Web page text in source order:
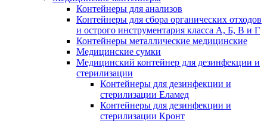
Контейнеры для анализов
Контейнеры для сбора органических отходов
и острого инструментария класса А, Б, В и Г
Контейнеры металлические медицинские
Медицинские сумки
Медицинский контейнер для дезинфекции и
стерилизации
Контейнеры для дезинфекции и
стерилизации Еламед
Контейнеры для дезинфекции и
стерилизации Кронт